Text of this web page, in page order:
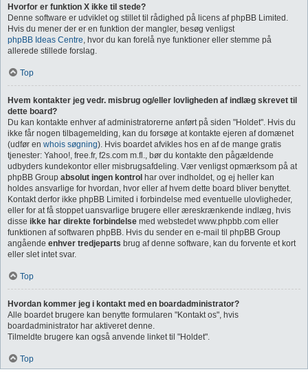
Hvorfor er funktion X ikke til stede?
Denne software er udviklet og stillet til rådighed på licens af phpBB Limited.
Hvis du mener der er en funktion der mangler, besøg venligst
phpBB Ideas Centre, hvor du kan forelå nye funktioner eller stemme på
allerede stillede forslag.
Top
Hvem kontakter jeg vedr. misbrug og/eller lovligheden af indlæg skrevet til
dette board?
Du kan kontakte enhver af administratorerne anført på siden "Holdet". Hvis du
ikke får nogen tilbagemelding, kan du forsøge at kontakte ejeren af domænet
(udfør en whois søgning). Hvis boardet afvikles hos en af de mange gratis
tjenester: Yahoo!, free.fr, f2s.com m.fl., bør du kontakte den pågældende
udbyders kundekontor eller misbrugsafdeling. Vær venligst opmærksom på at
phpBB Group absolut ingen kontrol har over indholdet, og ej heller kan
holdes ansvarlige for hvordan, hvor eller af hvem dette board bliver benyttet.
Kontakt derfor ikke phpBB Limited i forbindelse med eventuelle ulovligheder,
eller for at få stoppet uansvarlige brugere eller æreskrænkende indlæg, hvis
disse ikke har direkte forbindelse med webstedet www.phpbb.com eller
funktionen af softwaren phpBB. Hvis du sender en e-mail til phpBB Group
angående enhver tredjeparts brug af denne software, kan du forvente et kort
eller slet intet svar.
Top
Hvordan kommer jeg i kontakt med en boardadministrator?
Alle boardet brugere kan benytte formularen "Kontakt os", hvis
boardadministrator har aktiveret denne.
Tilmeldte brugere kan også anvende linket til "Holdet".
Top